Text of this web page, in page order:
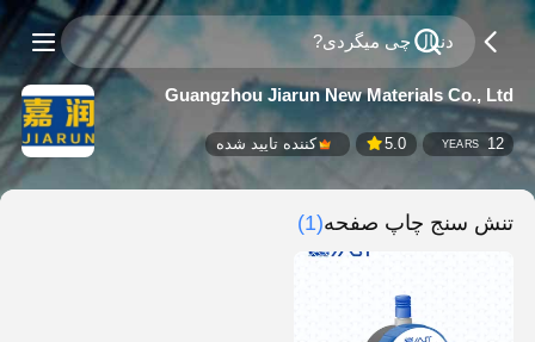
Guangzhou Jiarun New Materials Co., Ltd
12
YEARS
5.0 کننده تایید شده
تنش سنج چاپ صفحه(1)